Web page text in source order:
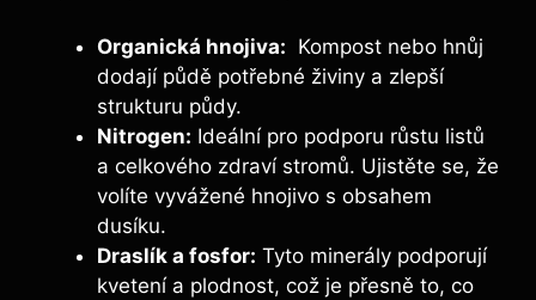
Organická hnojiva: ​ Kompost nebo hnůj
dodají půdě ‍potřebné živiny a zlepší
⁢strukturu půdy.
Nitrogen: Ideální⁢ pro podporu ⁢růstu ⁣listů
a ⁣celkového zdraví stromů. Ujistěte‍ se, že⁢
volíte‍ vyvážené hnojivo s obsahem
dusíku.
Draslík a fosfor: Tyto minerály podporují
kvetení‍ a plodnost, což⁤ je⁣ přesně to, co